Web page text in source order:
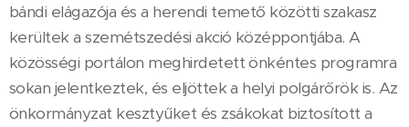
bándi elágazója és a herendi temető közötti szakasz
kerültek a szemétszedési akció középpontjába. A
közösségi portálon meghirdetett önkéntes programra
sokan jelentkeztek, és eljöttek a helyi polgárőrök is. Az
önkormányzat kesztyűket és zsákokat biztosított a